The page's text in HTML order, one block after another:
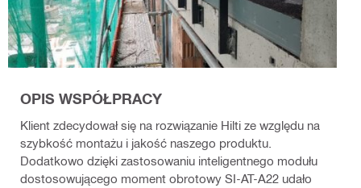
OPIS WSPÓŁPRACY
Klient zdecydował się na rozwiązanie Hilti ze względu na
szybkość montażu i jakość naszego produktu.
Dodatkowo dzięki zastosowaniu inteligentnego modułu
dostosowującego moment obrotowy SI-AT-A22 udało